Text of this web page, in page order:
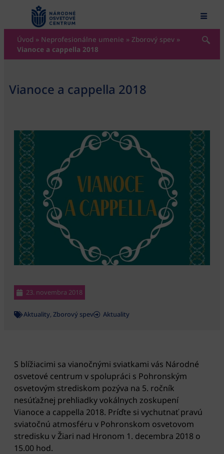
content
Úvod » Neprofesionálne umenie » Zborový spev »
Vianoce a cappella 2018
Vianoce a cappella 2018
23. novembra 2018
Aktuality, Zborový spev Aktuality
S blížiacimi sa vianočnými sviatkami vás Národné
osvetové centrum v spolupráci s Pohronským
osvetovým strediskom pozýva na 5. ročník
nesúťažnej prehliadky vokálnych zoskupení
Vianoce a cappella 2018. Príďte si vychutnať pravú
sviatočnú atmosféru v Pohronskom osvetovom
stredisku v Žiari nad Hronom 1. decembra 2018 o
15.00 hod.